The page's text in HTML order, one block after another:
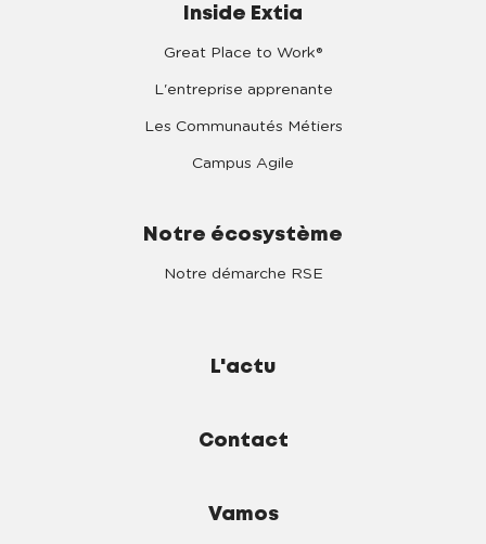
Inside Extia
Great Place to Work®
L'entreprise apprenante
Les Communautés Métiers
Campus Agile
Notre écosystème
Notre démarche RSE
L'actu
Contact
Vamos